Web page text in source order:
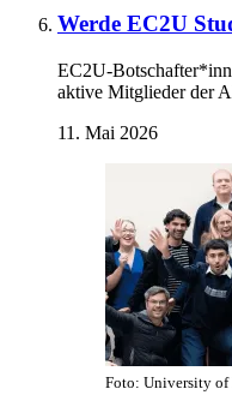
Werde EC2U
EC2U-
aktive Mitglieder der
11. Mai 2026
Foto: University of